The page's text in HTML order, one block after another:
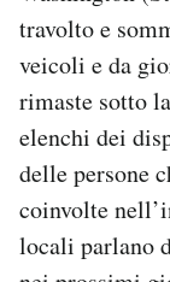
AREA
Area
Notifiche
Regala il
Hai bisogno
Esci
travolto e
veicoli e da
rimaste sotto
elenchi dei
delle persone
coinvolte
locali parlano